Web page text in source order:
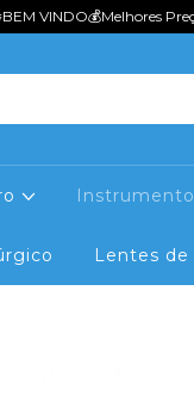
🤝BEM VINDOㅤㅤㅤㅤ💰Melhores
Lentes